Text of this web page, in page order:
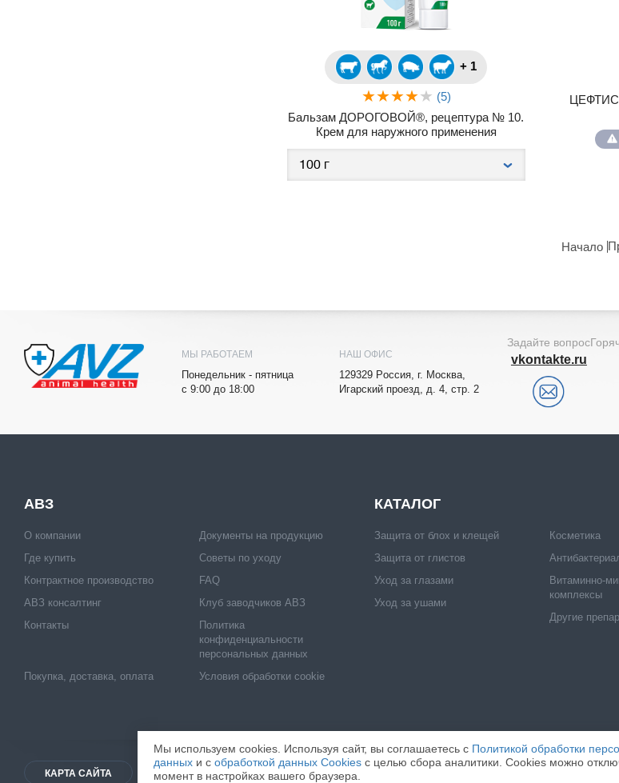
+ 1
(5)
Бальзам ДОРОГОВОЙ®, рецептура № 10.
Крем для наружного применения
Начало
МЫ РАБОТАЕМ
Понедельник - пятница
с 9:00 до 18:00
НАШ ОФИС
129329 Рoccия, г. Мocквa,
Игарский проезд, д. 4, стр. 2
Задайте вопрос
vkontakte.ru
АВЗ
О компании
Где купить
Контрактное производство
АВЗ консалтинг
Документы на продукцию
Советы по уходу
FAQ
Клуб заводчиков АВЗ
Контакты
Политика
конфиденциальности
персональных данных
Покупка, доставка, оплата
Условия обработки cookie
КАТАЛОГ
Защита от блох и клещей
Защита от глистов
Уход за глазами
Уход за ушами
Косметика
Витаминно-
комплексы
Другие
КАРТА САЙТА © 2026ООО "НВЦ АГРОВЕТЗАЩИТА".
Мы используем cookies. Используя сайт, вы соглашаетесь c Политикой обработки
данных и с обработкой данных Cookies с целью сбора аналитики. Cookies можно
момент в настройках вашего браузера.